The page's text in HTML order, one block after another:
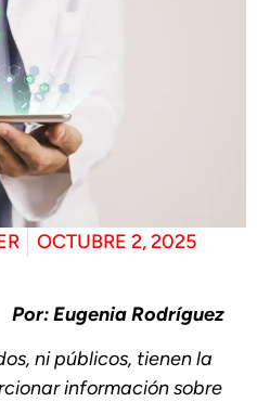
OCTUBRE 2, 2025
Por: Eugenia Rodríguez
ni públicos, tienen la
información sobre